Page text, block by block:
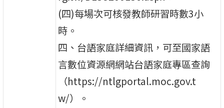
(四)每場次可核發教師研習時數3小
時。
四、台語家庭詳細資訊，可至國家語
言數位資源網網站台語家庭專區查詢
（https://ntlgportal.moc.gov.t
w/）。